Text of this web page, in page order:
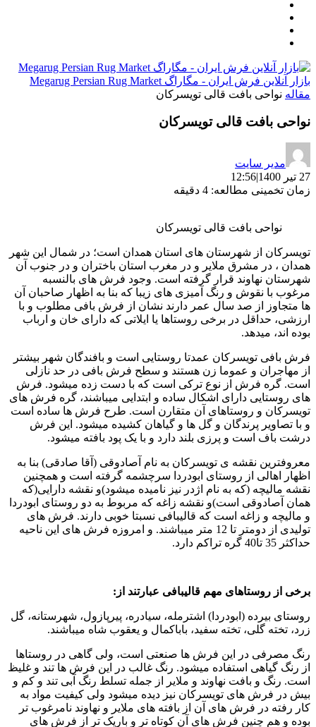
بازار آنلاین فرش ایران - مگاراگ Megarug Persian Rug Market
مقاله نواحی بافت قالی تویسرکان
نواحی بافت قالی تویسرکان
مدیر سایت
27 تیر 1400
|
12:56
زمان تخمینی مطالعه: 4 دقیقه
نواحی بافت قالی تویسرکان
تویسرکان از شهرستان های استان همدان است؛ در شمال این شهر
همدان ، در مشرق ملایر و در مغرب استان باختران و در جنوب آن
شهرستان نهاوند قرار گرفته است. وجود فرش های بالنسبه
مرغوب با نقوش و رنگ آمیزی های زیبا که بنا به اظهار صاحبان آن
ها متجاوز از صد سال عمر دارند نشان از فرش بافی مطلوب و با
ارزشی، حداقل در برخی روستاها یا ایلاتی که دارای خان و ارباب
بوده اند، میدهد.
فرش بافی تویسرکان عمدتا روستایی است و بافندگان شهر بیشتر
از مهاجران و عموما زن هستند و سطح فرش بافی در حد نازلی
است. گره فرش از نوع ترکی است که با دست زده میشود. فرش
های روستایی دارای اشکال ساده و ابتدایی میباشند، گره فرش های
تویسرکان و روستاهای آن متقارن است. طرح فرش ها ساده است
و با تصاویر پرندگان و گل ها و گیاهان کشیده میشود. این فرش
درشت باف است و پرزی بلند دارد و با یک پود بافته میشود.
معروفترین نقشه ی تویسرکان به نام آصادوقی ( آقا صادقی) بنا به
اظهار اهالی از روستای ابودردا سرچشمه گرفته است و همچنین
نقشه مالیچه (که به نام اژدر نیز نامیده میشود)و نقشه دارایی(که
همان آصادوقی است)و نقشه زاغه که مربوط به دو روستای ابودردا
و مالیچه و زاغه است که قالیبافی نسبتا خوبی دارند. فرش های
تولیدی از دومتر تا
متر میباشند. و امروزه فرش های این ناحیه
حداکثر
تا40 گره تراکم دارد.
برخی از روستاهای مهم قالیبافی عبارتند از :
روستای بیرده ( ابودردا ) اشترمله، سیادره، پیرپازول، شهرستانه، گل
زرد، تخته گلی، تخته سفید، باباکمال و یعقوب شاه میباشند.
رنگ مصرفی در این فرش ها صنعتی است، ولی گاهی در روستاها
از رنگ گیاهی استفاده میشود. رنگ غالب در این فرش ها تند و غلیظ
است. رنگ و بافت نهاوند و ملایر از جمله تسلط رنگ آبی تند و کم و
بیش در فرش های تویسرکان نیز دیده میشود ولی کیفیت مواد به
کار رفته در فرش های آن از بافته های ملایر و نهاوند نامرغوب تر
بوده و هم چنین فرش های آن کوتاه تر و باریک تر از فرش های